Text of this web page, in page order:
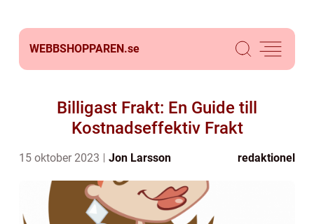
WEBBSHOPPAREN.se
Billigast Frakt: En Guide till
Kostnadseffektiv Frakt
15 oktober 2023 Jon Larsson redaktionel